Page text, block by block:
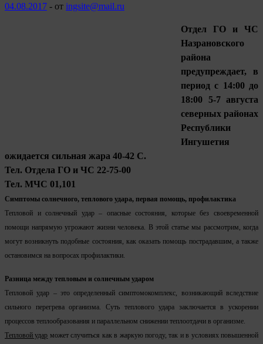
04.08.2017 - от ingsite@mail.ru
Отдел ГО и ЧС
Назрановского
района
предупреждает, в
период с 14:00 до
18:00 5-7 августа
северных районах
Республики
Ингушетия
ожидается сильная жара 40-42 С.
Тел. Отдела ГО и ЧС 22-75-00
Тел. МЧС 01,101
Симптомы солнечного, теплового удара, первая помощь, профилактика
Тепловой и солнечный удар – опасные состояния, которые без своевременной
помощи напрямую угрожают жизни человека. В этой статье мы рассмотрим, когда
могут возникнуть подобные состояния, как оказать помощь пострадавшим, а также
остановимся на вопросах профилактики.
Разница между тепловым и солнечным ударом
Тепловой удар – это определенный симптомокомплекс, возникающий вследствие
сильного перегрева организма. Суть теплового удара заключается в ускорении
процессов теплообразования и параллельном снижении теплоотдачи в организме.
Тепловой удар может случиться как в жаркую погоду, так и в условиях повышенной